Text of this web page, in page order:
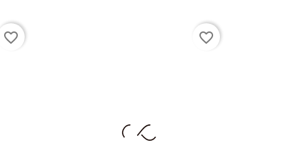
favorite_border favorite_border